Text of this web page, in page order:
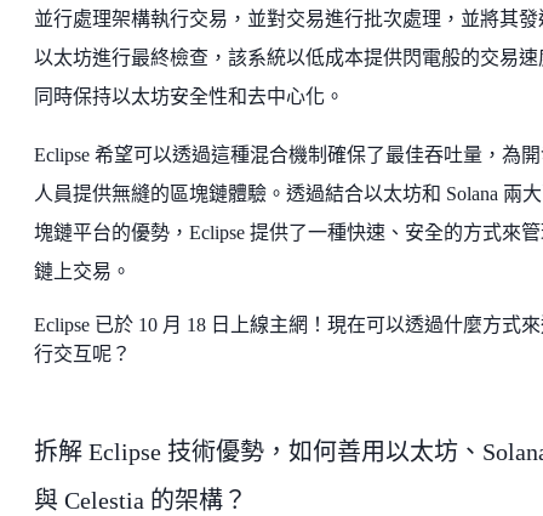
並行處理架構執行交易，並對交易進行批次處理，並將其發
以太坊進行最終檢查，該系統以低成本提供閃電般的交易速
同時保持以太坊安全性和去中心化。
Eclipse 希望可以透過這種混合機制確保了最佳吞吐量，為
人員提供無縫的區塊鏈體驗。透過結合以太坊和 Solana 兩
塊鏈平台的優勢，Eclipse 提供了一種快速、安全的方式來
鏈上交易。
Eclipse 已於 10 月 18 日上線主網！現在可以透過什麼方式
行交互呢？
拆解 Eclipse 技術優勢，如何善用以太坊、
與 Celestia 的架構？